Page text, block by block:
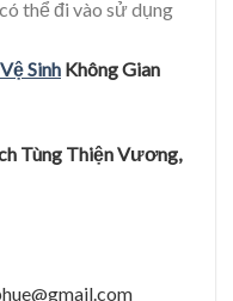
thể đi vào sử dụng
VệSinh Không Gian
Tùng Thiện Vương,